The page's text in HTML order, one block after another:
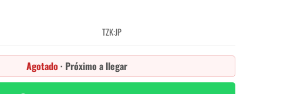
TZK:JP
Agotado · Próximo a llegar